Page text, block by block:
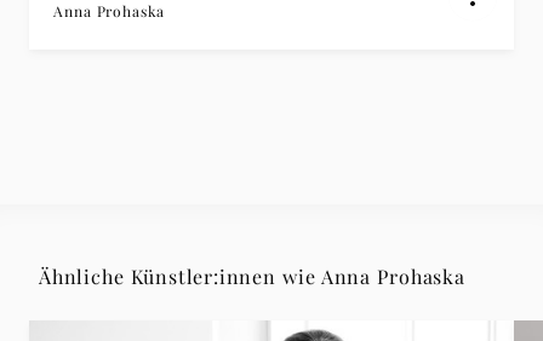
Anna Prohaska
Ähnliche Künstler:innen wie Anna Prohaska